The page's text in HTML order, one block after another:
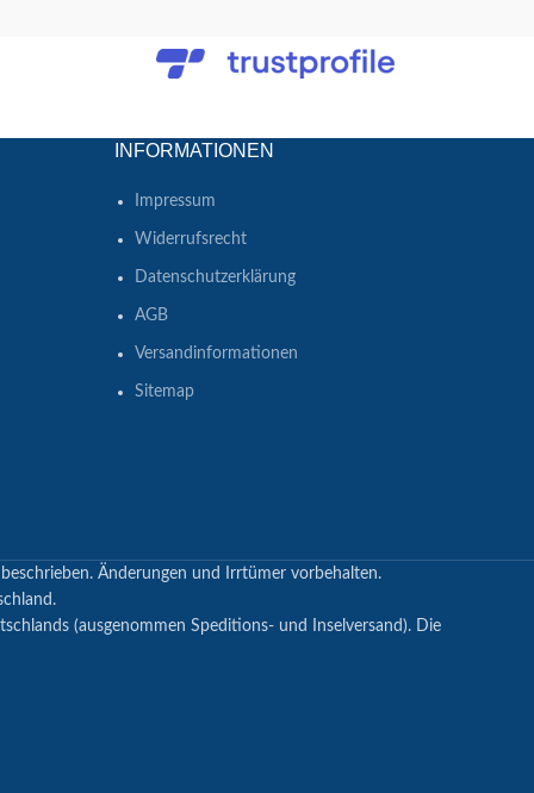
INFORMATIONEN
Impressum
Widerrufsrecht
Datenschutzerklärung
AGB
Versandinformationen
Sitemap
Änderungen und Irrtümer vorbehalten.
(ausgenommen Speditions- und Inselversand). Die